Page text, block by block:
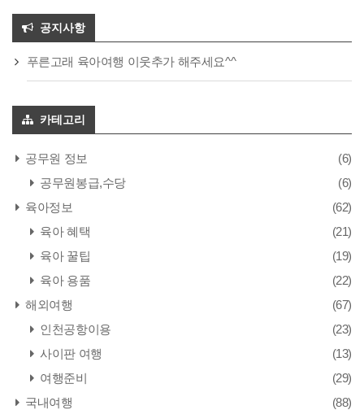
공지사항
푸른고래 육아여행 이웃추가 해주세요^^
카테고리
공무원 정보
(6)
공무원봉급,수당
(6)
육아정보
(62)
육아 혜택
(21)
육아 꿀팁
(19)
육아 용품
(22)
해외여행
(67)
인천공항이용
(23)
사이판 여행
(13)
여행준비
(29)
국내여행
(88)